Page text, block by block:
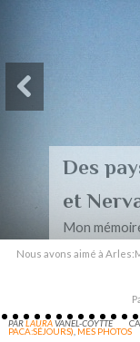
Des
et
Mon
Nous avons aimé à
PARLAURAVANEL-COYTTE
PACA:SÉJOURS) MES PHOTOS